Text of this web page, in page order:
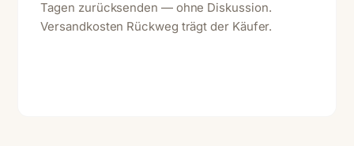
Tagen zurücksenden — ohne Diskussion.
Versandkosten Rückweg trägt der Käufer.